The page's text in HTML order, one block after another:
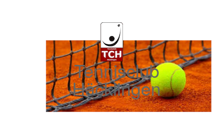
Tennisclub
Häcklingen